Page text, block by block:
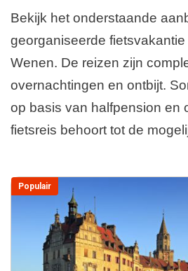
Bekijk het onderstaande
georganiseerde
Wenen. De reizen zijn
overnachtingen en ontbijt.
op basis van halfpension en
fietsreis behoort tot de
Populair